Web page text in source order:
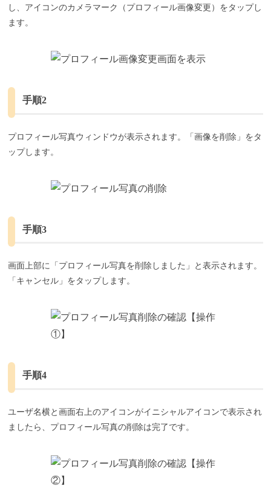
し、アイコンのカメラマーク（プロフィール画像変更）をタップし
ます。
手順2
プロフィール写真ウィンドウが表示されます。「画像を削除」をタ
ップします。
手順3
画面上部に「プロフィール写真を削除しました」と表示されます。
「キャンセル」をタップします。
手順4
ユーザ名横と画面右上のアイコンがイニシャルアイコンで表示され
ましたら、プロフィール写真の削除は完了です。